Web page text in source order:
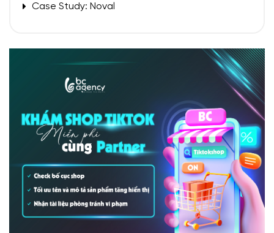
Case Study: Noval